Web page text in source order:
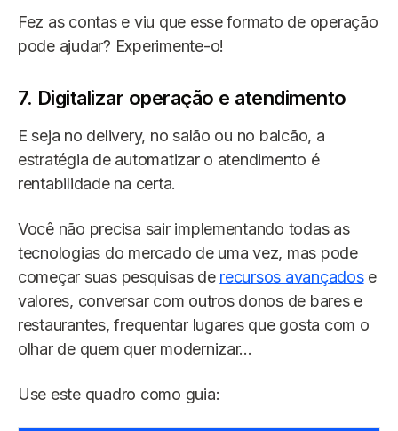
Fez as contas e viu que esse formato de operação
pode ajudar? Experimente-o!
7. Digitalizar operação e atendimento
E seja no delivery, no salão ou no balcão, a
estratégia de automatizar o atendimento é
rentabilidade na certa.
Você não precisa sair implementando todas as
tecnologias do mercado de uma vez, mas pode
começar suas pesquisas de recursos avançadose
valores, conversar com outros donos de bares e
restaurantes, frequentar lugares que gosta com o
olhar de quem quer modernizar…
Use este quadro como guia: